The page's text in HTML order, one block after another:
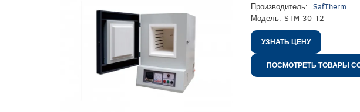
Производитель: SafTherm
Модель: STM-30-12
УЗНАТЬ ЦЕНУ
ПОСМОТРЕТЬ ТОВАРЫ